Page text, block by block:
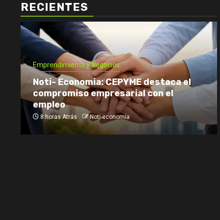
RECIENTES
Emprendimiento y Negocios
Noti- Economia: CEPYME destaca el
compromiso empresarial con el
empleo
8 horas Atrás Noti-economía